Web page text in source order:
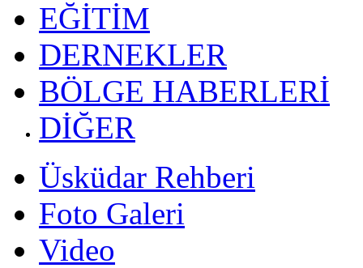
EĞİTİM
DERNEKLER
BÖLGE HABERLERİ
DİĞER
Üsküdar Rehberi
Foto Galeri
Video